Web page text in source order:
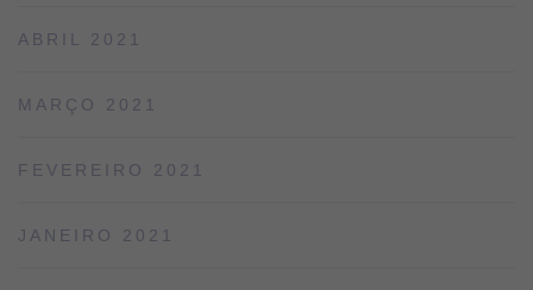
ABRIL 2021
MARÇO 2021
FEVEREIRO 2021
JANEIRO 2021